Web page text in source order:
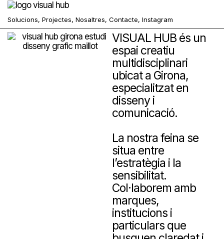
Solucions, Projectes, Nosaltres, Contacte, Instagram
VISUAL HUB és un
espai creatiu
multidisciplinari
ubicat a Girona,
especialitzat en
disseny i
comunicació.
La nostra feina se
situa entre
l’estratègia i la
sensibilitat.
Col·laborem amb
marques,
institucions i
particulars que